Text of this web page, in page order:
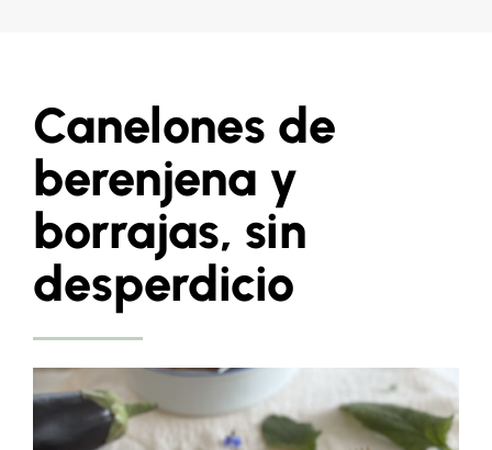
Canelones de
berenjena y
borrajas, sin
desperdicio